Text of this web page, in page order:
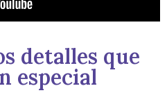
detalles que
especial